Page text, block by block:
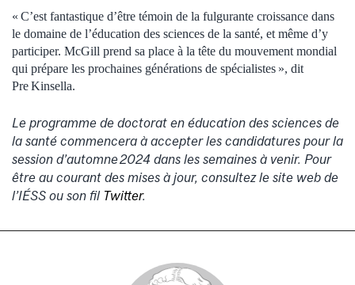
« C’est fantastique d’être témoin de la fulgurante croissance dans
le domaine de l’éducation des sciences de la santé, et même d’y
participer. McGill prend sa place à la tête du mouvement mondial
qui prépare les prochaines générations de spécialistes », dit
Pre Kinsella.
Le programme de doctorat en éducation des sciences de
la santé commencera à accepter les candidatures pour la
session d’automne 2024 dans les semaines à venir. Pour
être au courant des mises à jour, consultez le site web de
l’IÉSS ou son fil Twitter.